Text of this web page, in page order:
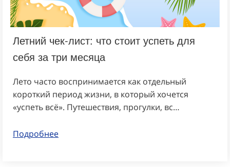
Летний чек-лист: что стоит успеть для
себя за три месяца
Лето часто воспринимается как отдельный
короткий период жизни, в который хочется
«успеть всё». Путешествия, прогулки, вс…
Подробнее